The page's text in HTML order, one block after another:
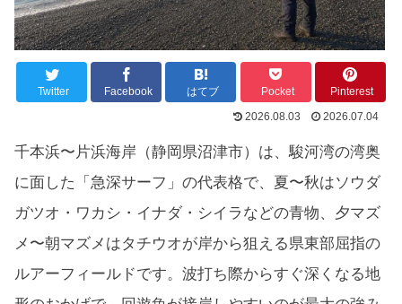
Twitter Facebook はてブ Pocket
Pinterest
2026.08.03
2026.07.04
千本浜〜片浜海岸（静岡県沼津市）は、駿河湾の湾奥
に面した「急深サーフ」の代表格で、夏〜秋はソウダ
ガツオ・ワカシ・イナダ・シイラなどの青物、夕マズ
メ〜朝マズメはタチウオが岸から狙える県東部屈指の
ルアーフィールドです。波打ち際からすぐ深くなる地